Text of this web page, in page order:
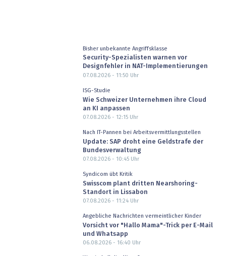
Bisher unbekannte Angriffsklasse
Security-Spezialisten warnen vor
Designfehler in NAT-Implementierungen
07.08.2026 - 11:50 Uhr
ISG-Studie
Wie Schweizer Unternehmen ihre Cloud
an KI anpassen
07.08.2026 - 12:15Uhr
Nach IT-Pannen bei Arbeitsvermittlungsstellen
Update: SAP droht eine Geldstrafe der
Bundesverwaltung
07.08.2026 - 10:45Uhr
Syndicom übt Kritik
Swisscom plant dritten Nearshoring-
Standort in Lissabon
07.08.2026 - 11:24Uhr
Angebliche Nachrichten vermeintlicher Kinder
Vorsicht vor "Hallo Mama"-Trick per E-Mail
und Whatsapp
06.08.2026 - 16:40 Uhr